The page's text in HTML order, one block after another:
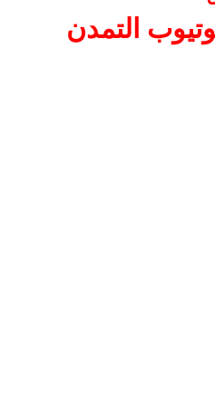
التمدن